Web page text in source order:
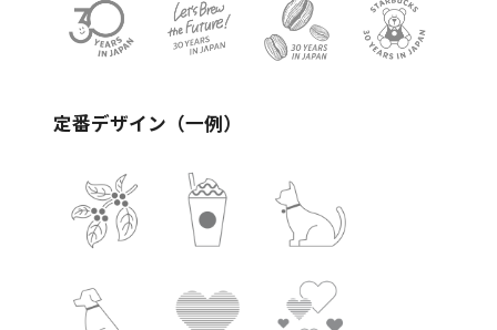
定番デザイン（一例）